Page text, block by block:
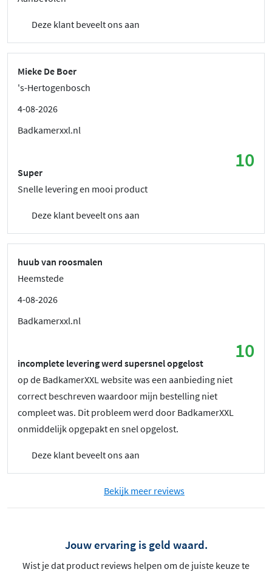
Deze klant beveelt ons aan
Mieke De Boer
's-Hertogenbosch
4-08-2026
Badkamerxxl.nl
10
Super
Snelle levering en mooi product
Deze klant beveelt ons aan
huub van roosmalen
Heemstede
4-08-2026
Badkamerxxl.nl
10
incomplete levering werd supersnel opgelost
op de BadkamerXXL website was een aanbieding niet
correct beschreven waardoor mijn bestelling niet
compleet was. Dit probleem werd door BadkamerXXL
onmiddelijk opgepakt en snel opgelost.
Deze klant beveelt ons aan
Bekijk meer reviews
Jouw ervaring is geld waard.
Wist je dat product reviews helpen om de juiste keuze te